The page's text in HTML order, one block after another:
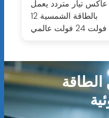
عاكس تيار متردد يعمل
بالطاقة الشمسية 12
فولت 24 فولت عالمي